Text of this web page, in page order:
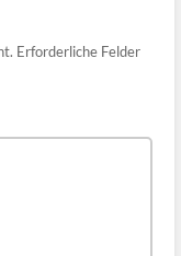
Erforderliche Felder